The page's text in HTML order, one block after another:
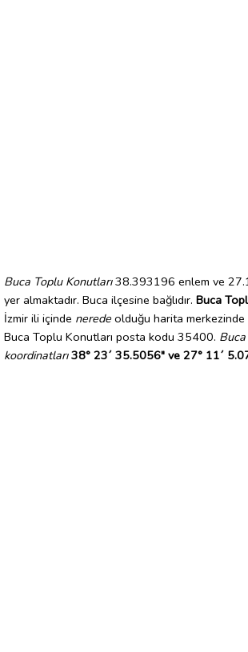
Buca Toplu Konutları38.393196 enlem ve
yer almaktadır. Buca ilçesine bağlıdır. Buca
İzmir ili içinde nerede olduğu harita
Buca Toplu Konutları posta kodu 35400.
koordinatları 38° 23´ 35.5056" ve 27° 11´